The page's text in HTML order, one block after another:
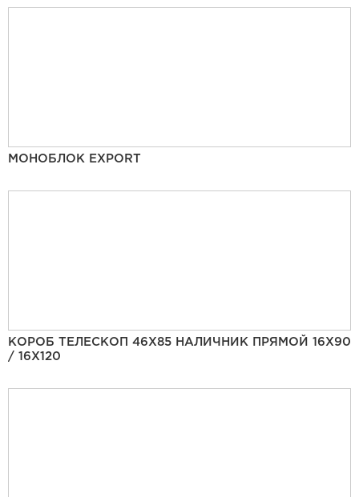
МОНОБЛОК EXPORT
КОРОБ ТЕЛЕСКОП 46Х85 НАЛИЧНИК ПРЯМОЙ 16Х90
/ 16Х120